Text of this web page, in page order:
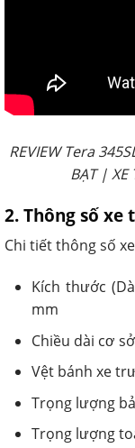
REVIEW Tera
BẠT | XE
2. Thông số xe
Chi tiết thông số
Kích thước
mm
Chiều dài cơ
Vệt bánh xe
Trọng lượng
Trọng lượng